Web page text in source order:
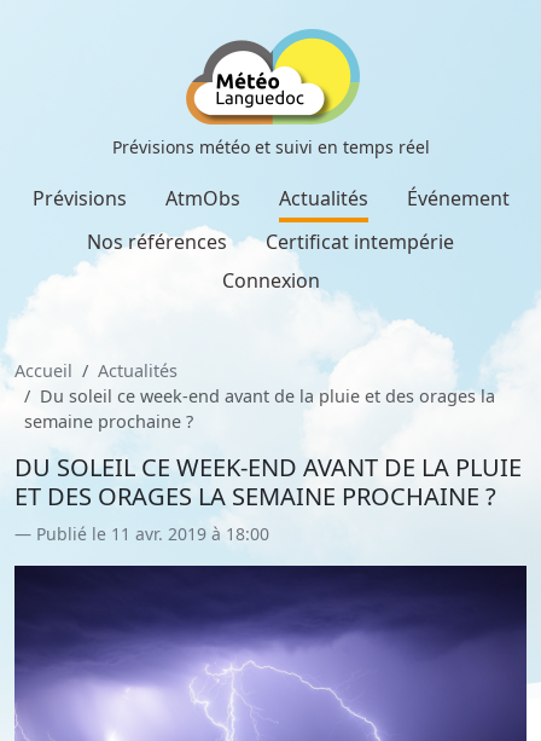
Prévisions météo et suivi en temps réel
Prévisions AtmObs Actualités
Événement
Nos références
Certificat intempérie
Connexion
Accueil
Actualités
Du soleil ce week-end avant de la pluie et des orages la
semaine prochaine ?
DU SOLEIL CE WEEK-END AVANT DE LA PLUIE
ET DES ORAGES LA SEMAINE PROCHAINE ?
Publié le 11 avr. 2019 à 18:00